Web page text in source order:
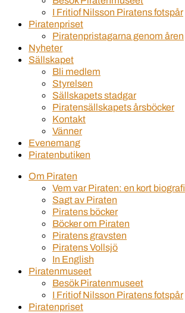
I Fritiof Nilsson Piratens fotspår
Piratenpriset
Piratenpristagarna genom åren
Nyheter
Sällskapet
Bli medlem
Styrelsen
Sällskapets stadgar
Piratensällskapets årsböcker
Kontakt
Vänner
Evenemang
Piratenbutiken
Om Piraten
Vem var Piraten: en kort biografi
Sagt av Piraten
Piratens böcker
Böcker om Piraten
Piratens gravsten
Piratens Vollsjö
In English
Piratenmuseet
Besök Piratenmuseet
I Fritiof Nilsson Piratens fotspår
Piratenpriset